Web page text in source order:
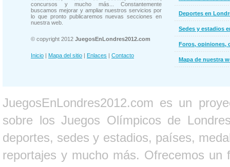
concursos y mucho más... Constantemente
buscamos mejorar y ampliar nuestros servicios por
lo que pronto publicaremos nuevas secciones en
nuestra web.
© copyright 2012 JuegosEnLondres2012.com
Inicio | Mapa del sitio | Enlaces | Contacto
Deportes en
Sedes y estadios
Foros, opiniones,
Mapa de nuestra
JuegosEnLondres2012.com es un
sobre los Juegos Olímpicos de
deportes, sedes y estadios, países,
reportajes y mucho más. Ofrecemos un